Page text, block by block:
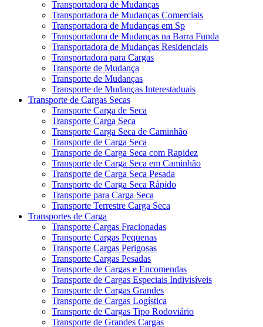
Transportadora de Mudanças
Transportadora de Mudanças Comerciais
Transportadora de Mudanças em Sp
Transportadora de Mudanças na Barra Funda
Transportadora de Mudanças Residenciais
Transportadora para Cargas
Transporte de Mudança
Transporte de Mudanças
Transporte de Mudanças Interestaduais
Transporte de Cargas Secas
Transporte Carga de Seca
Transporte Carga Seca
Transporte Carga Seca de Caminhão
Transporte de Carga Seca
Transporte de Carga Seca com Rapidez
Transporte de Carga Seca em Caminhão
Transporte de Carga Seca Pesada
Transporte de Carga Seca Rápido
Transporte para Carga Seca
Transporte Terrestre Carga Seca
Transportes de Carga
Transporte Cargas Fracionadas
Transporte Cargas Pequenas
Transporte Cargas Perigosas
Transporte Cargas Pesadas
Transporte de Cargas e Encomendas
Transporte de Cargas Especiais Indivisíveis
Transporte de Cargas Grandes
Transporte de Cargas Logística
Transporte de Cargas Tipo Rodoviário
Transporte de Grandes Cargas